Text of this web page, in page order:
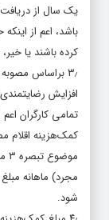
یک سال از دریافت
باشد، اعم از
کرده باشند یا
افزایش
کمک‌هزینه اقلام
شود.